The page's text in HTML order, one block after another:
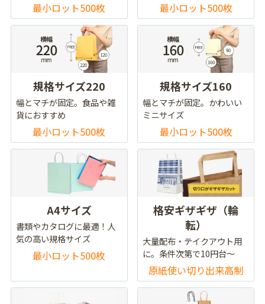
最小ロット500枚 最小ロット500枚
規格サイズ220
幅とマチが固定。食品や雑
貨におすすめ
最小ロット500枚
規格サイズ160
幅とマチが固定。かわいい
ミニサイズ
最小ロット500枚
A4サイズ
書類やカタログに最適！人
気の高い規格サイズ
最小ロット500枚
格安ギザギザ（輪
転）
大量配布・テイクアウト用
に。条件次第で10円台～
原紙使い切り出来高制